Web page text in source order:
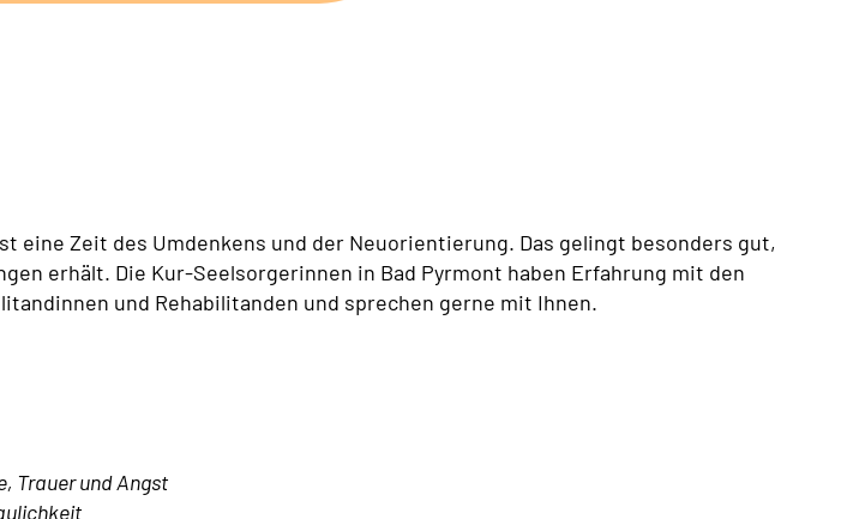
eine Zeit des Umdenkens und der Neuorientierung. Das gelingt besonders gut,
erhält. Die Kur-Seelsorgerinnen in Bad Pyrmont haben Erfahrung mit den
und Rehabilitanden und sprechen gerne mit Ihnen.
Trauer und Angst